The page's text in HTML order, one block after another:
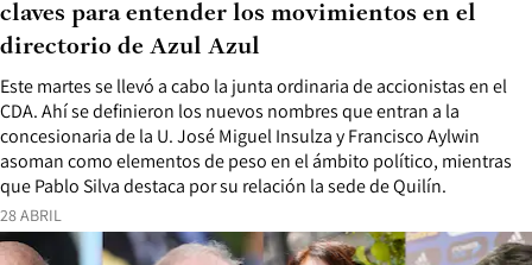
28 ABRIL
Este martes se llevó a cabo la junta ordinaria de accionistas en el
CDA. Ahí se definieron los nuevos nombres que entran a la
concesionaria de la U. José Miguel Insulza y Francisco Aylwin
asoman como elementos de peso en el ámbito político, mientras
que Pablo Silva destaca por su relación la sede de Quilín.
claves para entender los movimientos en el
directorio de Azul Azul